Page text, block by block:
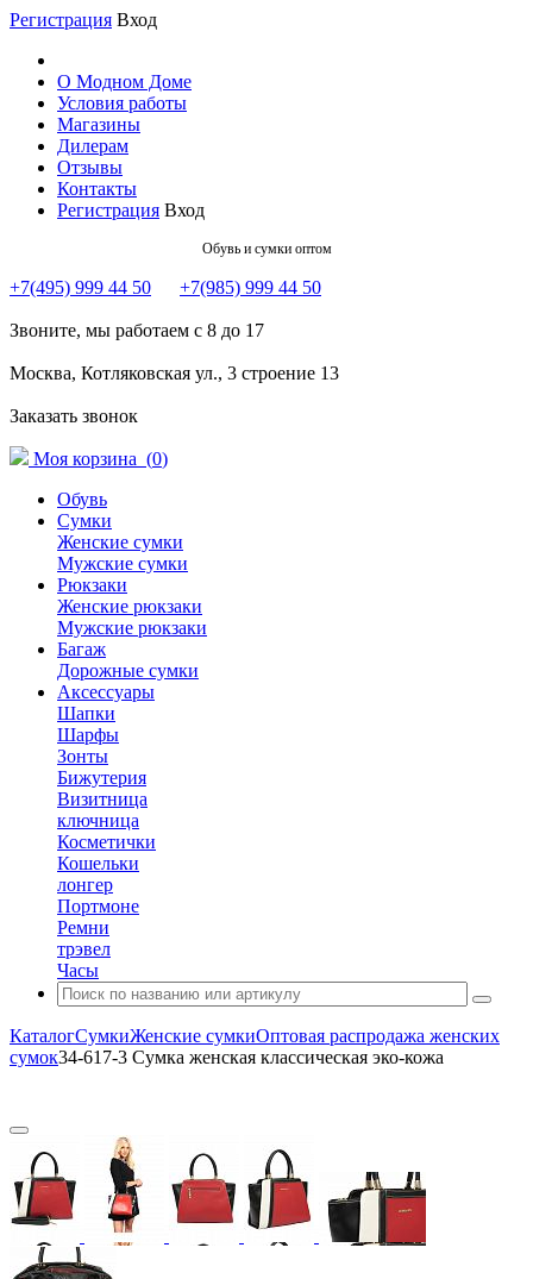
Регистрация Вход
О Модном Доме
Условия работы
Магазины
Дилерам
Отзывы
Контакты
Регистрация Вход
Обувь и сумки оптом
+7(495) 999 44 50 +7(985) 999 44 50
Звоните, мы работаем с 8 до 17
Москва, Котляковская ул., 3 строение 13
Заказать звонок
Моя корзина (0)
Обувь
Сумки
Женские сумки
Мужские сумки
Рюкзаки
Женские рюкзаки
Мужские рюкзаки
Багаж
Дорожные сумки
Аксессуары
Шапки
Шарфы
Зонты
Бижутерия
Визитница
ключница
Косметички
Кошельки
лонгер
Портмоне
Ремни
трэвел
Часы
КаталогСумкиЖенские сумкиОптовая распродажа женских
сумок34-617-3 Сумка женская классическая эко-кожа